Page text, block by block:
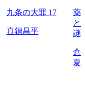
九条の大罪 17
真鍋昌平
薬
と
謎
倉
夏